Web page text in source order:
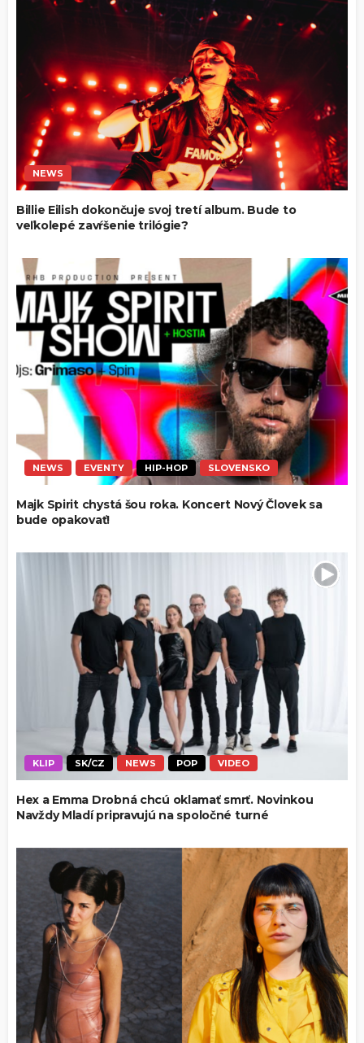
NEWS
Billie Eilish dokončuje svoj tretí album. Bude to
veľkolepé zavŕšenie trilógie?
NEWS EVENTY HIP-HOP SLOVENSKO
Majk Spirit chystá šou roka. Koncert Nový Človek sa
bude opakovať!
KLIP SK/CZ NEWS POP VIDEO
Hex a Emma Drobná chcú oklamať smrť. Novinkou
Navždy Mladí pripravujú na spoločné turné